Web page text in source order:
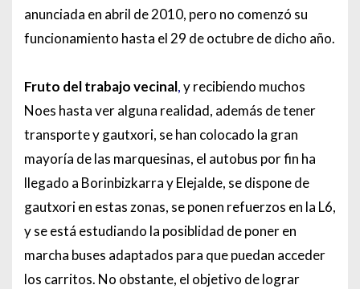
anunciada en abril de 2010, pero no comenzó su
funcionamiento hasta el 29 de octubre de dicho año.
Fruto del trabajo vecinal,y recibiendo muchos
Noes hasta ver alguna realidad, además de tener
transporte y gautxori, se han colocado la gran
mayoría de las marquesinas, el autobus por fin ha
llegado a Borinbizkarra y Elejalde, se dispone de
gautxori en estas zonas, se ponen refuerzos en la L6,
y se está estudiando la posiblidad de poner en
marcha buses adaptados para que puedan acceder
los carritos. No obstante, el objetivo de lograr